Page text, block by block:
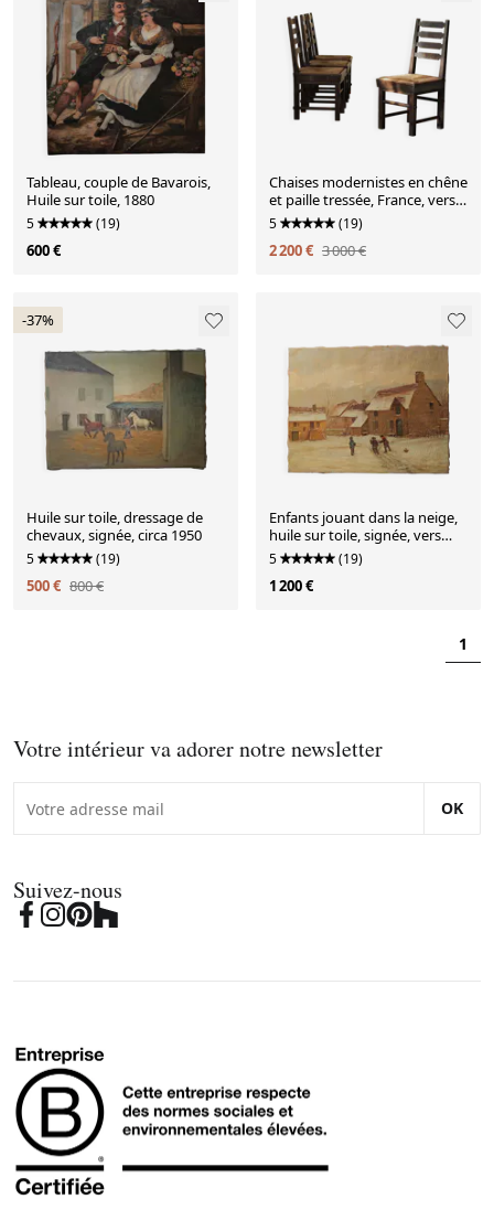
Tableau, couple de Bavarois,
Huile sur toile, 1880
5 (19)
600 €
Chaises modernistes en chêne
et paille tressée, France, vers
1948
5 (19)
2 200 € 3 000 €
-37%
Huile sur toile, dressage de
chevaux, signée, circa 1950
5 (19)
500 € 800 €
Enfants jouant dans la neige,
huile sur toile, signée, vers
1900
5 (19)
1 200 €
1
Votre intérieur va adorer notre newsletter
OK
Suivez-nous